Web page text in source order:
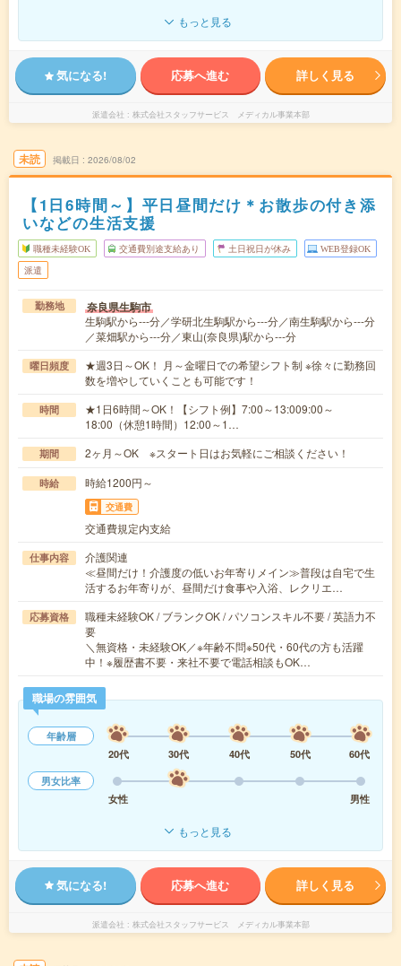
もっと見る
気になる! 応募へ進む 詳しく見る
派遣会社 株式会社スタッフサービス メディカル事業本部
未読 掲載日 2026/08/02
【1日6時間～】平日昼間だけ＊お散歩の付き添
いなどの生活支援
職種未経験OK 交通費別途支給あり 土日祝日が休み WEB登録OK
派遣
勤務地 奈良県生駒市
生駒駅から---分／学研北生駒駅から---分／南生駒駅から---分
／菜畑駅から---分／東山(奈良県)駅から---分
曜日頻度
★週3日～OK！ 月～金曜日での希望シフト制 ※徐々に勤務回
数を増やしていくことも可能です！
時間
★1日6時間～OK！【シフト例】7:00～13:009:00～
18:00（休憩1時間）12:00～1…
期間 2ヶ月～OK ※スタート日はお気軽にご相談ください！
時給 時給1200円～
交通費
交通費規定内支給
仕事内容
介護関連
≪昼間だけ！介護度の低いお年寄りメイン≫普段は自宅で生
活するお年寄りが、昼間だけ食事や入浴、レクリエ…
応募資格
職種未経験OK / ブランクOK / パソコンスキル不要 / 英語力不
要
＼無資格・未経験OK／※年齢不問※50代・60代の方も活躍
中！※履歴書不要・来社不要で電話相談もOK…
職場の雰囲気
年齢層
20代
30代 40代 50代
60代
男女比率
女性
男性
もっと見る
気になる! 応募へ進む 詳しく見る
派遣会社 株式会社スタッフサービス メディカル事業本部